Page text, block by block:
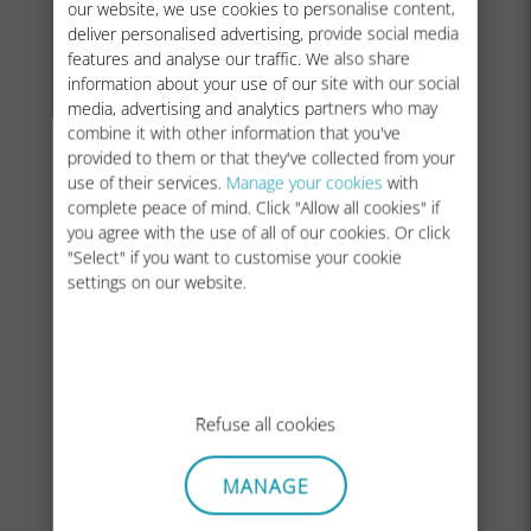
our website, we use cookies to personalise content,
deliver personalised advertising, provide social media
features and analyse our traffic. We also share
information about your use of our site with our social
media, advertising and analytics partners who may
combine it with other information that you've
provided to them or that they've collected from your
use of their services. Manage your cookies with
complete peace of mind. Click "Allow all cookies" if
you agree with the use of all of our cookies. Or click
"Select" if you want to customise your cookie
settings on our website.
Refuse all cookies
MANAGE
NB: Manuel seçimden sonra bile hala ağ çubukları
görüntülenmiyorsa, lütfen daha fazla yardım için
Desteğimizleiletişime geçin veICCID‘yi sağlayın.